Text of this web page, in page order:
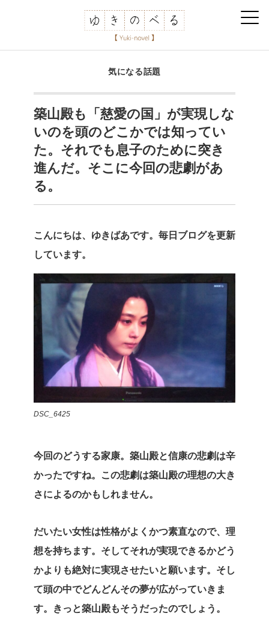
気になる話題
築山殿も「慈愛の国」が実現しな
いのを頭のどこかでは知ってい
た。それでも息子のために突き
進んだ。そこに今回の悲劇があ
る。
こんにちは、ゆきばあです。毎日ブログを更新
しています。
DSC_6425
今回のどうする家康。築山殿と信康の悲劇は辛
かったですね。この悲劇は築山殿の理想の大き
さによるのかもしれません。
だいたい女性は性格がよくかつ素直なので、理
想を持ちます。そしてそれが実現できるかどう
かよりも絶対に実現させたいと願います。そし
て頭の中でどんどんその夢が広がっていきま
す。きっと築山殿もそうだったのでしょう。